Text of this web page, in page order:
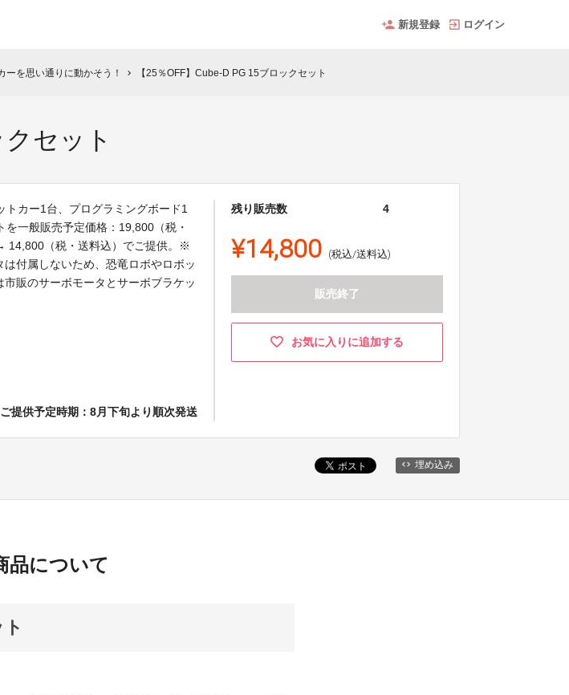
新規登録 ログイン
を思い通りに動かそう！ chevron_right 【25％OFF】Cube-D PG 15ブロックセット
セット
トカー1台、プログラミングボード1
一般販売予定価格：19,800（税・
14,800（税・送料込）でご提供。※
付属しないため、恐竜ロボやロボッ
市販のサーボモータとサーボブラケッ
ご提供予定時期：8月下旬より順次発送
残り販売数 4
¥14,800 (税込/送料込)
販売終了
お気に入りに追加する
埋め込み
品について